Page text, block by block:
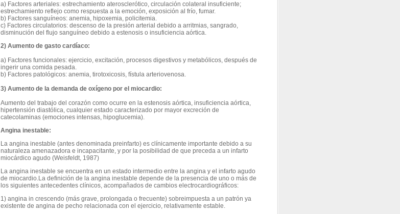
a) Factores arteriales: estrechamiento aterosclerótico, circulación colateral insuficiente;
estrechamiento reflejo como respuesta a la emoción, exposición al frío, fumar.
b) Factores sanguíneos: anemia, hipoxemia, policitemia.
c) Factores circulatorios: descenso de la presión arterial debido a arritmias, sangrado,
disminución del flujo sanguíneo debido a estenosis o insuficiencia aórtica.
2) Aumento de gasto cardíaco:
a) Factores funcionales: ejercicio, excitación, procesos digestivos y metabólicos, después de
ingerir una comida pesada.
b) Factores patológicos: anemia, tirotoxicosis, fístula arteriovenosa.
3) Aumento de la demanda de oxígeno por el miocardio:
Aumento del trabajo del corazón como ocurre en la estenosis aórtica, insuficiencia aórtica,
hipertensión diastólica, cualquier estado caracterizado por mayor excreción de
catecolaminas (emociones intensas, hipoglucemia).
Angina inestable:
La angina inestable (antes denominada preinfarto) es clínicamente importante debido a su
naturaleza amenazadora e incapacitante, y por la posibilidad de que preceda a un infarto
miocárdico agudo (Weisfeldt, 1987)
La angina inestable se encuentra en un estado intermedio entre la angina y el infarto agudo
de miocardio.La definición de la angina inestable depende de la presencia de uno o más de
los siguientes antecedentes clínicos, acompañados de cambios electrocardiográficos:
1) angina in crescendo (más grave, prolongada o frecuente) sobreimpuesta a un patrón ya
existente de angina de pecho relacionada con el ejercicio, relativamente estable.